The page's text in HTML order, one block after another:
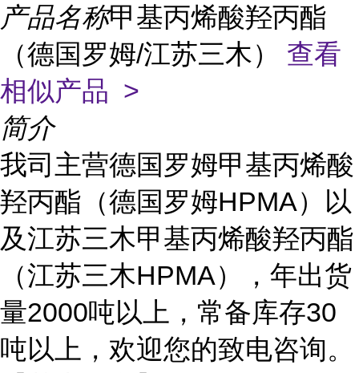
产品名称甲基丙烯酸羟丙酯
（德国罗姆/江苏三木） 查看
相似产品 >
简介
我司主营德国罗姆甲基丙烯酸
羟丙酯（德国罗姆HPMA）以
及江苏三木甲基丙烯酸羟丙酯
（江苏三木HPMA），年出货
量2000吨以上，常备库存30
吨以上，欢迎您的致电咨询。